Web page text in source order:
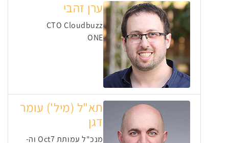
ערן זהבי
CTO Cloudbuzz
ONE
תא"ל (מיל') עומר
דגן
מנכ"ל עמותת Oct7 וה-